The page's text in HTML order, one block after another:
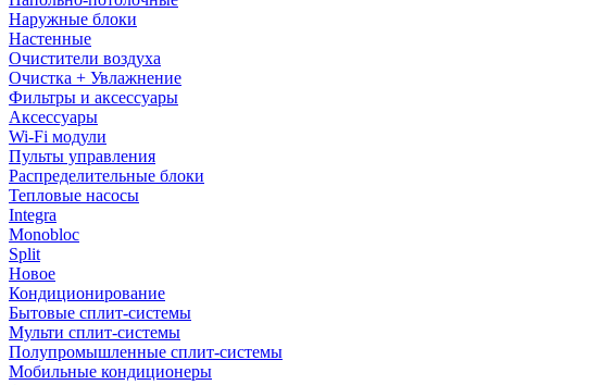
Наружные блоки
Настенные
Очистители воздуха
Очистка + Увлажнение
Фильтры и аксессуары
Аксессуары
Wi-Fi модули
Пульты управления
Распределительные блоки
Тепловые насосы
Integra
Monobloc
Split
Новое
Кондиционирование
Бытовые сплит-системы
Мульти сплит-системы
Полупромышленные сплит-системы
Мобильные кондиционеры